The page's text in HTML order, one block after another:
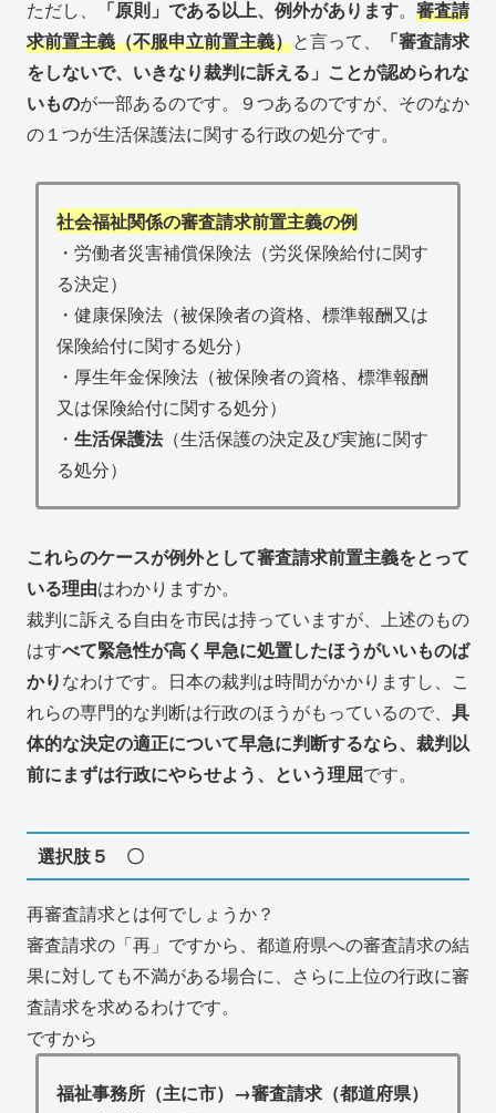
ただし、 「原則」である以上、例外があります。 審査請
求前置主義（不服申立前置主義）と言って、
「審査請求
をしないで、いきなり裁判に訴える」ことが認められな
いものが一部あるのです。９つあるのですが、そのなか
の１つが生活保護法に関する行政の処分です。
社会福祉関係の審査請求前置主義の例
・労働者災害補償保険法（労災保険給付に関す
る決定）
・健康保険法（被保険者の資格、標準報酬又は
保険給付に関する処分）
・厚生年金保険法（被保険者の資格、標準報酬
又は保険給付に関する処分）
・ 生活保護法（生活保護の決定及び実施に関す
る処分）
これらのケースが例外として審査請求前置主義をとって
いる理由はわかりますか。
裁判に訴える自由を市民は持っていますが、上述のもの
はすべて緊急性が高く早急に処置したほうがいいものば
かりなわけです。日本の裁判は時間がかかりますし、こ
れらの専門的な判断は行政のほうがもっているので、 具
体的な決定の適正について早急に判断するなら、裁判以
前にまずは行政にやらせよう、という理屈です。
選択肢５ 〇
再審査請求とは何でしょうか？
審査請求の「再」ですから、都道府県への審査請求の結
果に対しても不満がある場合に、さらに上位の行政に審
査請求を求めるわけです。
ですから
福祉事務所（主に市）→審査請求（都道府県）